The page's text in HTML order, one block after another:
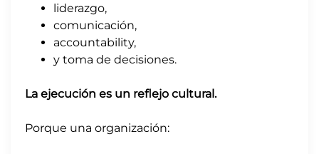
liderazgo,
comunicación,
accountability,
y toma de decisiones.
La ejecución es un reflejo cultural.
Porque una organización: